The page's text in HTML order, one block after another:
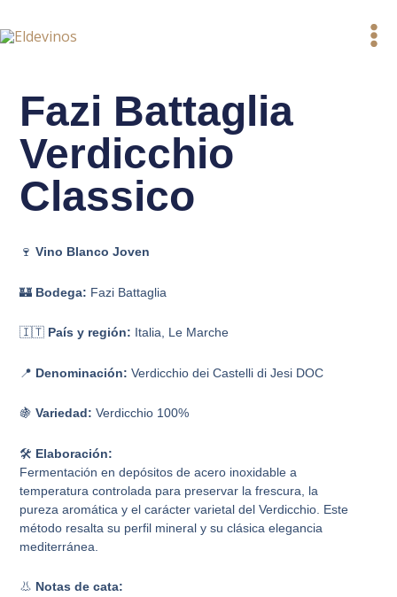
al
Fazi Battaglia
Verdicchio
Classico
🍷Vino Blanco Joven
🏰 Bodega: Fazi Battaglia
🇮🇹 País y región: Italia, Le Marche
📍 Denominación: Verdicchio dei Castelli di Jesi DOC
🍇Variedad: Verdicchio 100%
🛠️ Elaboración:
Fermentación en depósitos de acero inoxidable a
temperatura controlada para preservar la frescura, la
pureza aromática y el carácter varietal del Verdicchio. Este
método resalta su perfil mineral y su clásica elegancia
mediterránea.
👃 Notas de cata: